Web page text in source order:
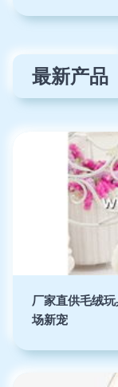
最新产品
厂家直供毛绒
场新宠